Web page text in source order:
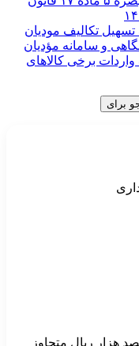
تسهیل تکالیف مودیان
و سامانه مؤدیان
برخی کالاهای
برای
هزار ریال متجاوز